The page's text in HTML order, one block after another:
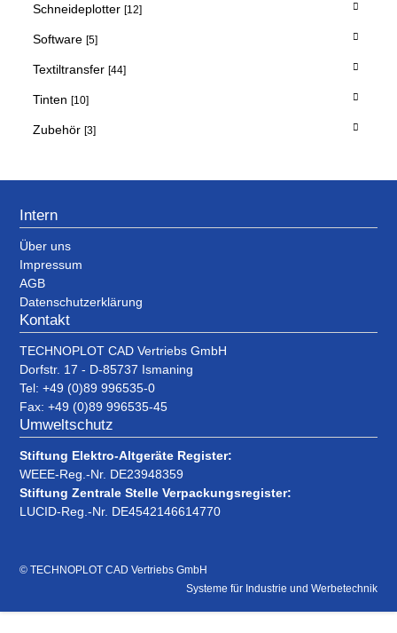
Schneideplotter [12]
Software [5]
Textiltransfer [44]
Tinten [10]
Zubehör [3]
Intern
Über uns
Impressum
AGB
Datenschutzerklärung
Kontakt
TECHNOPLOT CAD Vertriebs GmbH
Dorfstr. 17 - D-85737 Ismaning
Tel: +49 (0)89 996535-0
Fax: +49 (0)89 996535-45
Umweltschutz
Stiftung Elektro-Altgeräte Register:
WEEE-Reg.-Nr. DE23948359
Stiftung Zentrale Stelle Verpackungsregister:
LUCID-Reg.-Nr. DE4542146614770
© TECHNOPLOT CAD Vertriebs GmbH
Systeme für Industrie und Werbetechnik